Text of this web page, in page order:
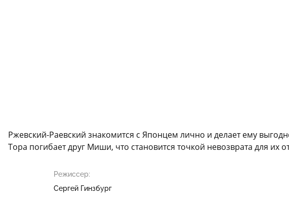
Ржевский-Раевский знакомится с Японцем лично и делает ему
Тора погибает друг Миши, что становится точкой невозврата для их
Режиссер:
Сергей Гинзбург